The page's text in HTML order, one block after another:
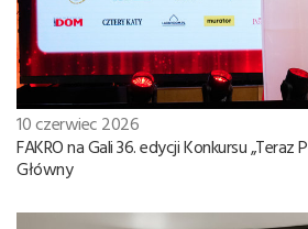
10 czerwiec 2026
FAKRO na Gali 36. edycji Konkursu „Teraz
Główny